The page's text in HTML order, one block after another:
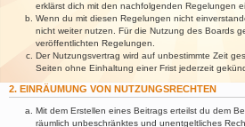
erklärst dich mit den nachfolgenden Regelungen
Wenn du mit diesen Regelungen nicht
nicht weiter nutzen. Für die Nutzung des Boards
veröffentlichten Regelungen.
Der Nutzungsvertrag wird auf unbestimmte Zeit
Seiten ohne Einhaltung einer Frist jederzeit
2. EINRÄUMUNG VON NUTZUNGSRECHTEN
Mit dem Erstellen eines Beitrags erteilst du dem
räumlich unbeschränktes und unentgeltliches